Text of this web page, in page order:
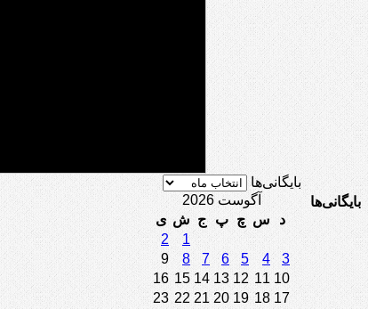
بایگانی‌ها
بایگانی‌ها
آگوست 2026
د
س چ پ ج ش ی
1
2
3
4
5
6
7
8
9
10
11
12
13
14
15
16
17
18
19
20
21
22
23